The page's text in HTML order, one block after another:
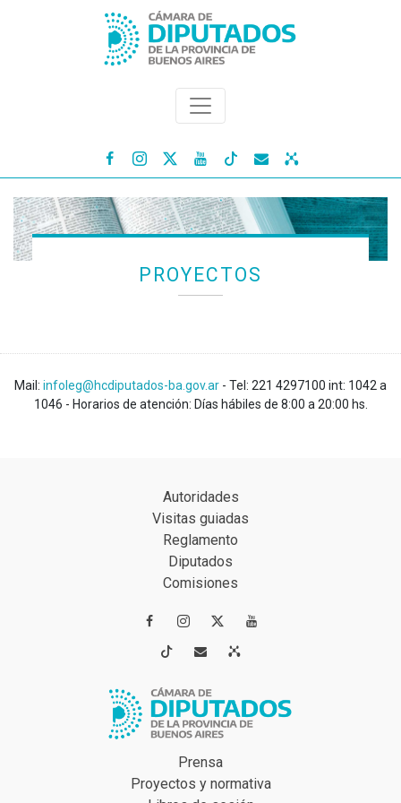
   
PROYECTOS
Mail: infoleg@hcdiputados-ba.gov.ar - Tel: 221 4297100 int: 1042 a
1046 - Horarios de atención: Días hábiles de 8:00 a 20:00 hs.
Autoridades
Visitas guiadas
Reglamento
Diputados
Comisiones
 
 
Prensa
Proyectos y normativa